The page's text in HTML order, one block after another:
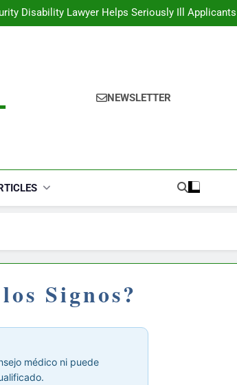
Recovery Challenges for Drivers and Passengers
Look Finder: Step-by-Step for Every Occasion
Recovery Challenges for Drivers and Passengers
NEWSLETTER
Signos?
médico ni puede